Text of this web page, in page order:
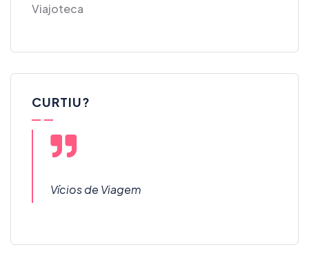
Viajoteca
CURTIU?
Vícios de Viagem